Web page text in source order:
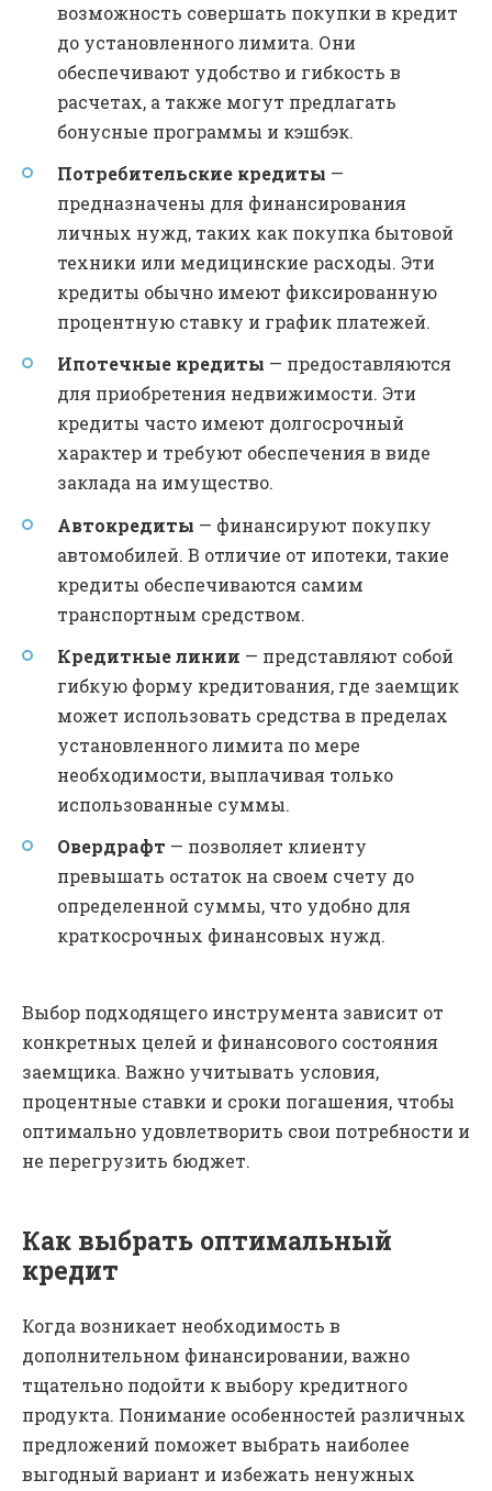
возможность совершать покупки в кредит
до установленного лимита. Они
обеспечивают удобство и гибкость в
расчетах, а также могут предлагать
бонусные программы и кэшбэк.
Потребительские кредиты —
предназначены для финансирования
личных нужд, таких как покупка бытовой
техники или медицинские расходы. Эти
кредиты обычно имеют фиксированную
процентную ставку и график платежей.
Ипотечные кредиты — предоставляются
для приобретения недвижимости. Эти
кредиты часто имеют долгосрочный
характер и требуют обеспечения в виде
заклада на имущество.
Автокредиты — финансируют покупку
автомобилей. В отличие от ипотеки, такие
кредиты обеспечиваются самим
транспортным средством.
Кредитные линии — представляют собой
гибкую форму кредитования, где заемщик
может использовать средства в пределах
установленного лимита по мере
необходимости, выплачивая только
использованные суммы.
Овердрафт — позволяет клиенту
превышать остаток на своем счету до
определенной суммы, что удобно для
краткосрочных финансовых нужд.
Выбор подходящего инструмента зависит от
конкретных целей и финансового состояния
заемщика. Важно учитывать условия,
процентные ставки и сроки погашения, чтобы
оптимально удовлетворить свои потребности и
не перегрузить бюджет.
Как выбрать оптимальный
кредит
Когда возникает необходимость в
дополнительном финансировании, важно
тщательно подойти к выбору кредитного
продукта. Понимание особенностей различных
предложений поможет выбрать наиболее
выгодный вариант и избежать ненужных